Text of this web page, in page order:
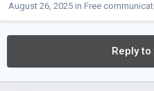
August 26, 2025 in Free
Reply